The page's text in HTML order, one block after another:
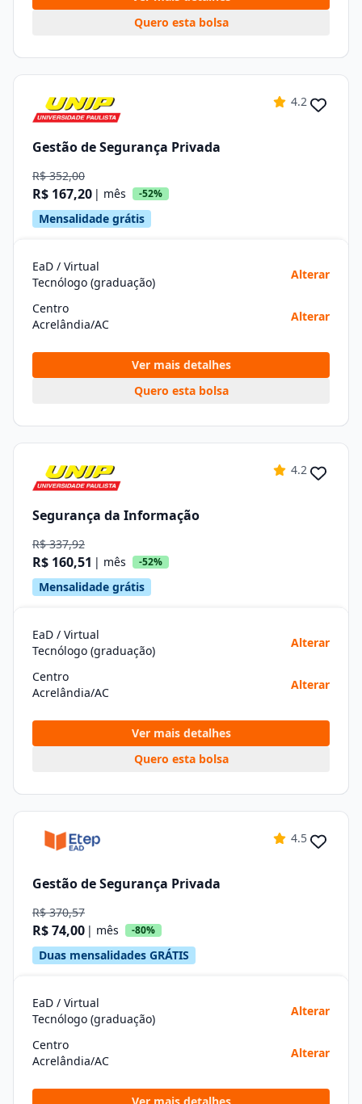
Quero esta bolsa
4.2
Gestão de Segurança Privada
R$ 352,00
R$ 167,20 | mês -52%
Mensalidade grátis
EaD / Virtual
Tecnólogo (graduação)
Alterar
Centro
Acrelândia/AC
Alterar
Ver mais detalhes
Quero esta bolsa
4.2
Segurança da Informação
R$ 337,92
R$ 160,51 | mês -52%
Mensalidade grátis
EaD / Virtual
Tecnólogo (graduação)
Alterar
Centro
Acrelândia/AC
Alterar
Ver mais detalhes
Quero esta bolsa
4.5
Gestão de Segurança Privada
R$ 370,57
R$ 74,00 | mês -80%
Duas mensalidades GRÁTIS
EaD / Virtual
Tecnólogo (graduação)
Alterar
Centro
Acrelândia/AC
Alterar